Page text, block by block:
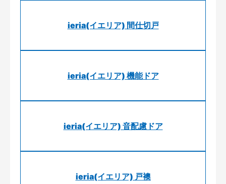
ieria(イエリア) 間仕切戸
ieria(イエリア) 機能ドア
ieria(イエリア) 音配慮ドア
ieria(イエリア) 戸襖